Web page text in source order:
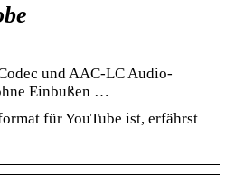
und AAC-LC Audio-
Einbußen …
für YouTube ist, erfährst